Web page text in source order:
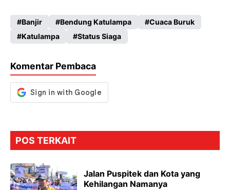
b
o
k
ts
A
p
gr
a
se
n
er
Banjir Bendung Katulampa
Cuaca Buruk
Katulampa
Status Siaga
Komentar Pembaca
POS TERKAIT
Jalan Puspitek dan Kota yang
Kehilangan Namanya